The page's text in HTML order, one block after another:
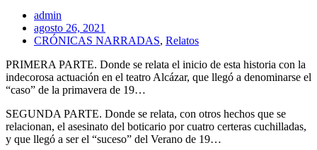
admin
agosto 26, 2021
CRÓNICAS NARRADAS, Relatos
PRIMERA PARTE. Donde se relata el inicio de esta historia con la
indecorosa actuación en el teatro Alcázar, que llegó a denominarse el
“caso” de la primavera de 19…
SEGUNDA PARTE. Donde se relata, con otros hechos que se
relacionan, el asesinato del boticario por cuatro certeras cuchilladas,
y que llegó a ser el “suceso” del Verano de 19…